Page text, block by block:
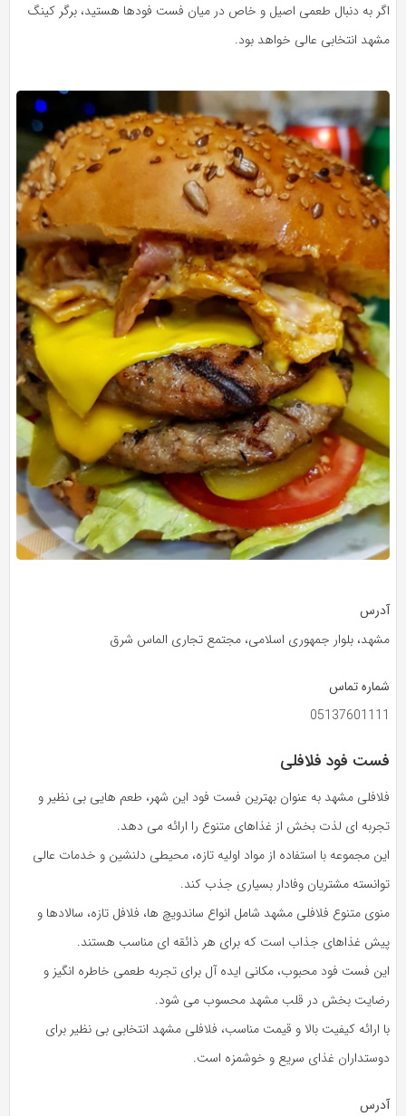
اگر به دنبال طعمی اصیل و خاص در میان فست فودها هستید، برگر کینگ
مشهد انتخابی عالی خواهد بود.
آدرس
مشهد، بلوار جمهوری اسلامی، مجتمع تجاری الماس شرق
شماره تماس
05137601111
فست فود فلافلی
فلافلی مشهد به‌ عنوان بهترین فست فود این شهر، طعم‌ هایی بی‌ نظیر و
تجربه‌ ای لذت‌ بخش از غذاهای متنوع را ارائه می‌ دهد.
این مجموعه با استفاده از مواد اولیه تازه، محیطی دلنشین و خدمات عالی
توانسته مشتریان وفادار بسیاری جذب کند.
منوی متنوع فلافلی مشهد شامل انواع ساندویچ‌ ها، فلافل تازه، سالادها و
پیش‌ غذاهای جذاب است که برای هر ذائقه‌ ای مناسب هستند.
این فست فود محبوب، مکانی ایده‌ آل برای تجربه طعمی خاطره‌ انگیز و
رضایت‌ بخش در قلب مشهد محسوب می‌ شود.
با ارائه کیفیت بالا و قیمت مناسب، فلافلی مشهد انتخابی بی‌ نظیر برای
دوستداران غذای سریع و خوشمزه است.
آدرس